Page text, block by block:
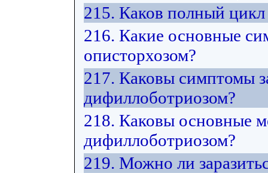
215. Каков полный цикл
216. Какие основные
описторхозом?
217. Каковы симптомы
дифиллоботриозом?
218. Каковы основные
дифиллоботриозом?
219. Можно ли